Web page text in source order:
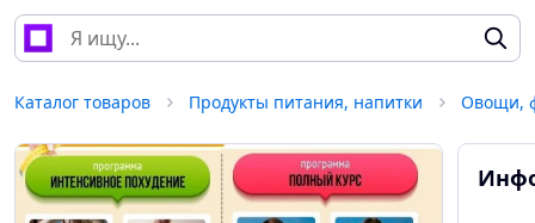
Каталог товаров Продукты питания, напитки Овощи,